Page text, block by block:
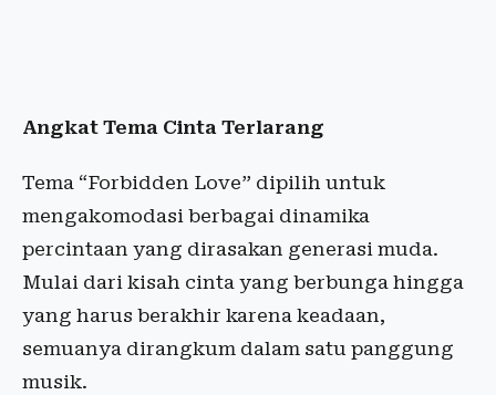
Angkat Tema Cinta Terlarang
Tema “Forbidden Love” dipilih untuk
mengakomodasi berbagai dinamika
percintaan yang dirasakan generasi muda.
Mulai dari kisah cinta yang berbunga hingga
yang harus berakhir karena keadaan,
semuanya dirangkum dalam satu panggung
musik.